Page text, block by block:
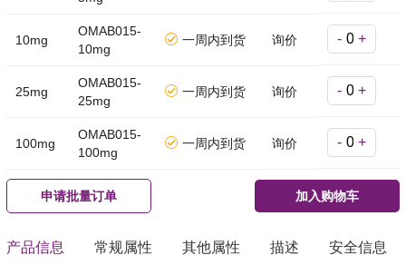
10mg
OMAB015-
10mg
一周内到货 询价 - +
25mg
OMAB015-
25mg
一周内到货 询价 - +
100mg
OMAB015-
100mg
一周内到货 询价 - +
申请批量订单 加入购物车
产品信息 常规属性 其他属性 描述 安全信息